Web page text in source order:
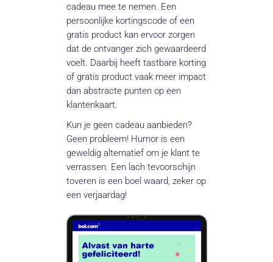
cadeau mee te nemen. Een
persoonlijke kortingscode of een
gratis product kan ervoor zorgen
dat de ontvanger zich gewaardeerd
voelt. Daarbij heeft tastbare korting
of gratis product vaak meer impact
dan abstracte punten op een
klantenkaart.
Kun je geen cadeau aanbieden?
Geen probleem! Humor is een
geweldig alternatief om je klant te
verrassen. Een lach tevoorschijn
toveren is een boel waard, zeker op
een verjaardag!